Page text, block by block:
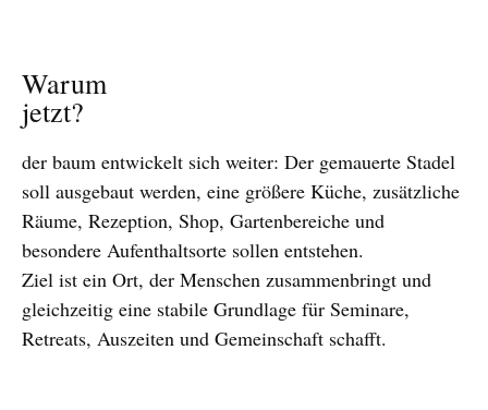
Warum
jetzt?
der baum entwickelt sich weiter: Der gemauerte Stadel
soll ausgebaut werden, eine größere Küche, zusätzliche
Räume, Rezeption, Shop, Gartenbereiche und
besondere Aufenthaltsorte sollen entstehen.
Ziel ist ein Ort, der Menschen zusammenbringt und
gleichzeitig eine stabile Grundlage für Seminare,
Retreats, Auszeiten und Gemeinschaft schafft.